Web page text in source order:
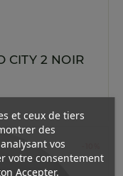
CITY 2 NOIR
et ceux de tiers
des
vos
votre consentement
Accepter.